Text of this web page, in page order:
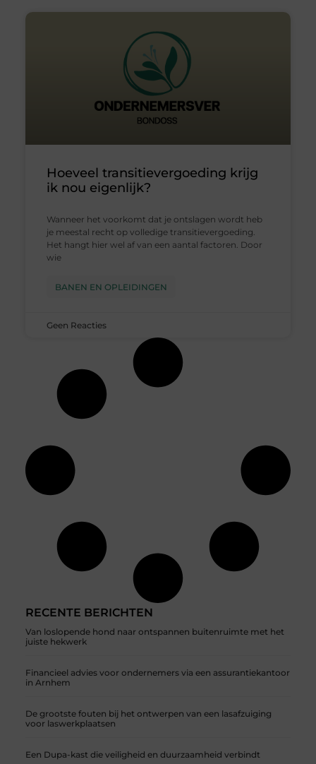
RECENTE BERICHTEN
Van loslopende hond naar ontspannen buitenruimte met het
juiste hekwerk
Financieel advies voor ondernemers via een assurantiekantoor
in Arnhem
De grootste fouten bij het ontwerpen van een lasafzuiging
voor laswerkplaatsen
Een Dupa-kast die veiligheid en duurzaamheid verbindt
Hoeveel transitievergoeding krijg
ik nou eigenlijk?
Wanneer het voorkomt dat je ontslagen wordt heb
je meestal recht op volledige transitievergoeding.
Het hangt hier wel af van een aantal factoren. Door
wie
BANEN EN OPLEIDINGEN
Geen Reacties